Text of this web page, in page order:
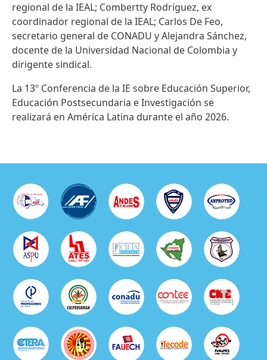
regional de la IEAL; Combertty Rodríguez, ex
coordinador regional de la IEAL; Carlos De Feo,
secretario general de CONADU y Alejandra Sánchez,
docente de la Universidad Nacional de Colombia y
dirigente sindical.
La 13º Conferencia de la IE sobre Educación Superior,
Educación Postsecundaria e Investigación se
realizará en América Latina durante el año 2026.